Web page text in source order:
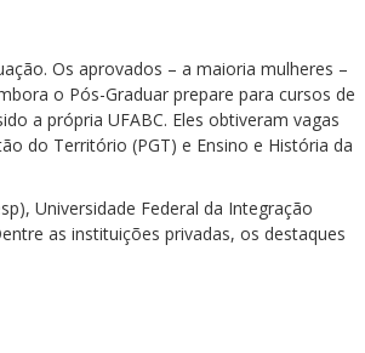
Os aprovados – a maioria mulheres –
o Pós-Graduar prepare para cursos de
a própria UFABC. Eles obtiveram vagas
do Território (PGT) e Ensino e História da
Universidade Federal da Integração
as instituições privadas, os destaques